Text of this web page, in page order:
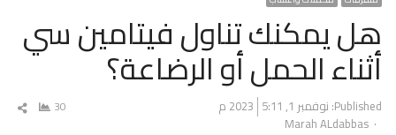
هل يمكنك تناول فيتامين سي
أثناء الحمل أو الرضاعة؟
Published: نوفمبر 1, 2023 5:11 م
Author
Marah ALdabbas
30